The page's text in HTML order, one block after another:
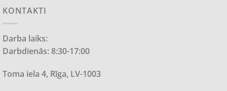
KONTAKTI
Darba laiks:
Darbdienās: 8:30-17:00
Toma iela 4, Rīga, LV-1003